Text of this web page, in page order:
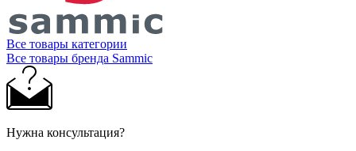
Все товары категории
Все товары бренда Sammic
Нужна консультация?